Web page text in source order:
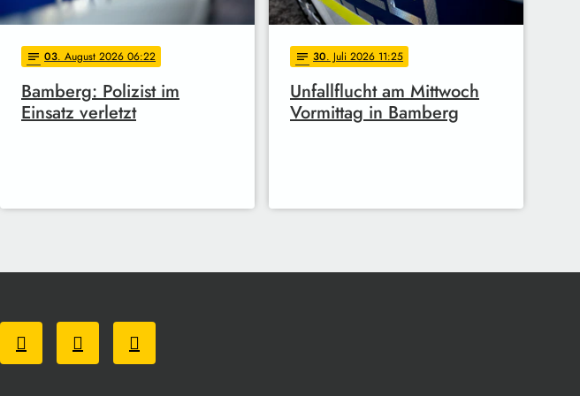
notes 03. August 2026 06:22
Bamberg: Polizist im
Einsatz verletzt
notes 30. Juli 2026 11:25
Unfallflucht am Mittwoch
Vormittag in Bamberg